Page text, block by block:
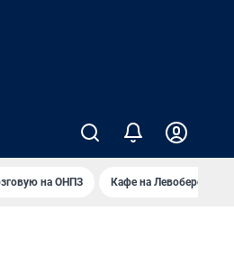
на ОНПЗ Кафе на Левобережье